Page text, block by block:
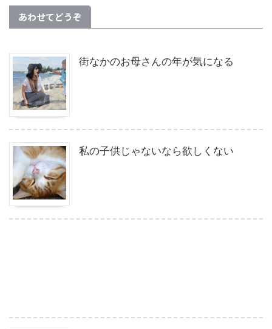
あわせてどうぞ
街なかのお母さんの年が気になる
私の子供じゃないなら欲しくない